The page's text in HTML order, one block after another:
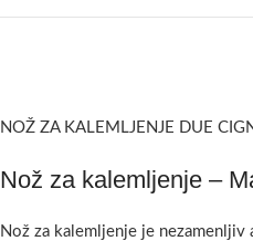
NOŽ ZA KALEMLJENJE DUE
Nož za kalemljenje –
Nož za kalemljenje je